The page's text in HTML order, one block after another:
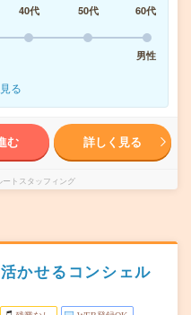
40代 50代
60代
男性
る
む 詳しく見る
トスタッフィング
かせるコンシェル